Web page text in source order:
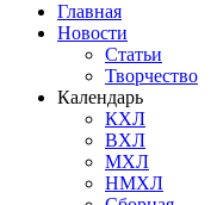
Главная
Новости
Статьи
Творчество
Календарь
КХЛ
ВХЛ
МХЛ
НМХЛ